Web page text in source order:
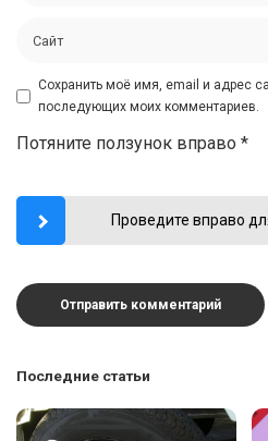
Сохранить моё имя, email и адрес
последующих моих комментариев.
Потяните ползунок вправо *
Проведите вправо
Последние статьи